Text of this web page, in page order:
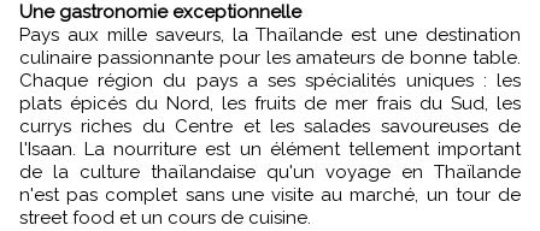
Une gastronomie exceptionnelle
Pays aux mille saveurs, la Thaïlande est une destination
culinaire passionnante pour les amateurs de bonne table.
Chaque région du pays a ses spécialités uniques : les
plats épicés du Nord, les fruits de mer frais du Sud, les
currys riches du Centre et les salades savoureuses de
l'Isaan. La nourriture est un élément tellement important
de la culture thaïlandaise qu'un voyage en Thaïlande
n'est pas complet sans une visite au marché, un tour de
street food et un cours de cuisine.